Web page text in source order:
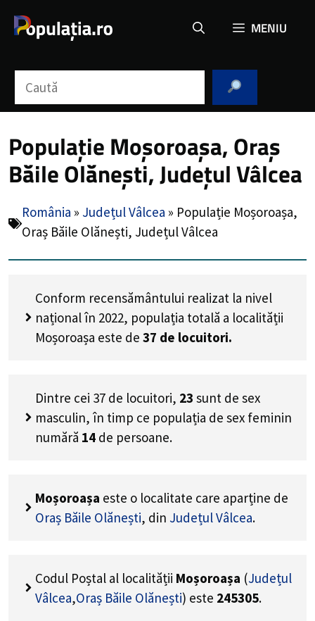
MENIU
Populație Moșoroașa, Oraș
Băile Olănești, Județul Vâlcea
România » Județul Vâlcea » Populație Moșoroașa,
Oraș Băile Olănești, Județul Vâlcea
Conform recensământului realizat la nivel
național în 2022, populația totală a localității
Moșoroașa este de 37 de locuitori.
Dintre cei 37 de locuitori, 23 sunt de sex
masculin, în timp ce populația de sex feminin
numără 14 de persoane.
Moșoroașa este o localitate care aparține de
Oraș Băile Olănești, din Județul Vâlcea.
Codul Poștal al localității Moșoroașa (Județul
Vâlcea,Oraș Băile Olănești) este 245305.